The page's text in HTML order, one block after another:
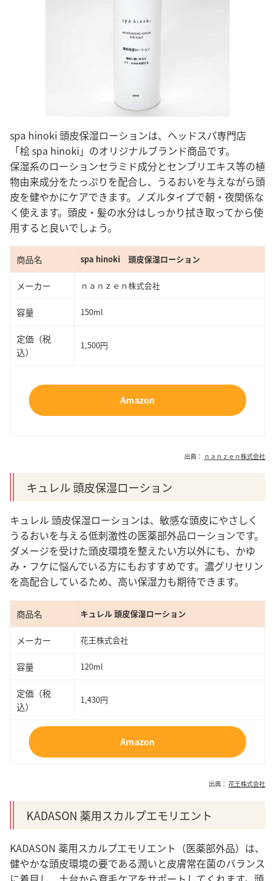
spa hinoki 頭皮保湿ローションは、ヘッドスパ専門店
「桧 spa hinoki」のオリジナルブランド商品です。
保湿系のローションセラミド成分とセンブリエキス等の植
物由来成分をたっぷりを配合し、うるおいを与えながら頭
皮を健やかにケアできます。ノズルタイプで朝・夜関係な
く使えます。頭皮・髪の水分はしっかり拭き取ってから使
用すると良いでしょう。
商品名 spa hinoki 頭皮保湿ローション
メーカー ｎａｎｚｅｎ株式会社
容量 150ml
定価（税
込）
1,500円
Amazon
出典： ｎａｎｚｅｎ株式会社
キュレル 頭皮保湿ローション
キュレル 頭皮保湿ローションは、敏感な頭皮にやさしく
うるおいを与える低刺激性の医薬部外品ローションです。
ダメージを受けた頭皮環境を整えたい方以外にも、かゆ
み・フケに悩んでいる方にもおすすめです。濃グリセリン
を高配合しているため、高い保湿力も期待できます。
商品名 キュレル 頭皮保湿ローション
メーカー 花王株式会社
容量 120ml
定価（税
込）
1,430円
Amazon
出典： 花王株式会社
KADASON 薬用スカルプエモリエント
KADASON 薬用スカルプエモリエント（医薬部外品）は、
健やかな頭皮環境の要である潤いと皮膚常在菌のバランス